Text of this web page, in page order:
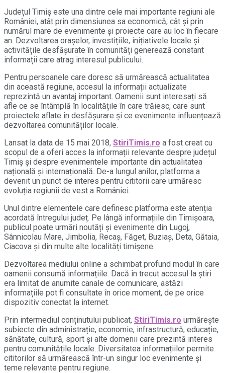
Județul Timiș este una dintre cele mai importante regiuni ale
României, atât prin dimensiunea sa economică, cât și prin
numărul mare de evenimente și proiecte care au loc în fiecare
an. Dezvoltarea orașelor, investițiile, inițiativele locale și
activitățile desfășurate în comunități generează constant
informații care atrag interesul publicului.
Pentru persoanele care doresc să urmărească actualitatea
din această regiune, accesul la informații actualizate
reprezintă un avantaj important. Oamenii sunt interesați să
afle ce se întâmplă în localitățile în care trăiesc, care sunt
proiectele aflate în desfășurare și ce evenimente influențează
dezvoltarea comunităților locale.
Lansat la data de 15 mai 2018, StiriTimis.ro a fost creat cu
scopul de a oferi acces la informații relevante despre județul
Timiș și despre evenimentele importante din actualitatea
națională și internațională. De-a lungul anilor, platforma a
devenit un punct de interes pentru cititorii care urmăresc
evoluția regiunii de vest a României.
Unul dintre elementele care definesc platforma este atenția
acordată întregului județ. Pe lângă informațiile din Timișoara,
publicul poate urmări noutăți și evenimente din Lugoj,
Sânnicolau Mare, Jimbolia, Recaș, Făget, Buziaș, Deta, Gătaia,
Ciacova și din multe alte localități timișene.
Dezvoltarea mediului online a schimbat profund modul în care
oamenii consumă informațiile. Dacă în trecut accesul la știri
era limitat de anumite canale de comunicare, astăzi
informațiile pot fi consultate în orice moment, de pe orice
dispozitiv conectat la internet.
Prin intermediul conținutului publicat, StiriTimis.ro urmărește
subiecte din administrație, economie, infrastructură, educație,
sănătate, cultură, sport și alte domenii care prezintă interes
pentru comunitățile locale. Diversitatea informațiilor permite
cititorilor să urmărească într-un singur loc evenimente și
teme relevante pentru regiune.